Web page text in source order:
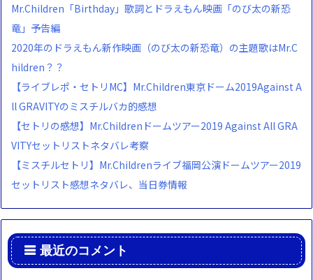
Mr.Children「Birthday」歌詞とドラえもん映画「のび太の新恐
竜」予告編
2020年のドラえもん新作映画（のび太の新恐竜）の主題歌はMr.C
hildren？？
【ライブレポ・セトリMC】Mr.Children東京ドーム2019Against A
ll GRAVITYのミスチルバカ的感想
【セトリの感想】Mr.Childrenドームツアー2019 Against All GRA
VITYセットリストネタバレ考察
【ミスチルセトリ】Mr.Childrenライブ福岡公演ドームツアー2019
セットリスト感想ネタバレ、当日券情報
最近のコメント